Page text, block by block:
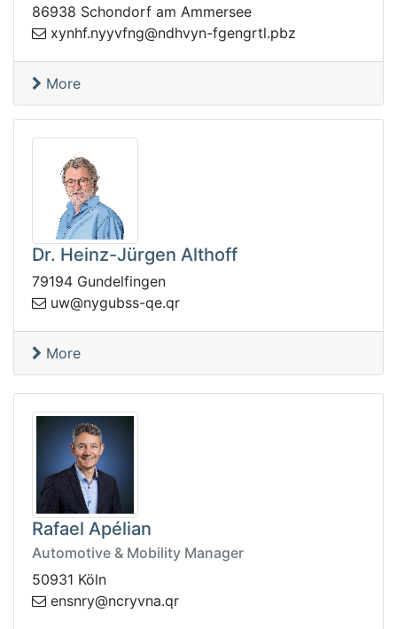
86938 Schondorf am Ammersee
zbp.ltrgnegf-nyvhdn@gn
fvyyn.fhnyx
More
Dr. Heinz-Jürgen Althoff
79194 Gundelfingen
rq.eq
-ssbugyn@wu
More
Rafael Apélian
Automotive & Mobility Manager
50931 Köln
rq.an
vyrcn@yrnsne